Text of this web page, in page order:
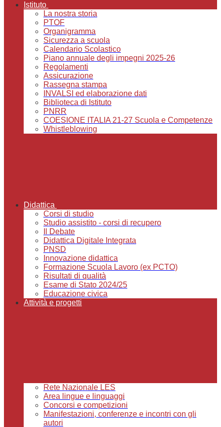
Istituto
La nostra storia
PTOF
Organigramma
Sicurezza a scuola
Calendario Scolastico
Piano annuale degli impegni 2025-26
Regolamenti
Assicurazione
Rassegna stampa
INVALSI ed elaborazione dati
Biblioteca di Istituto
PNRR
COESIONE ITALIA 21-27 Scuola e Competenze
Whistleblowing
Didattica
Corsi di studio
Studio assistito - corsi di recupero
Il Debate
Didattica Digitale Integrata
PNSD
Innovazione didattica
Formazione Scuola Lavoro (ex PCTO)
Risultati di qualità
Esame di Stato 2024/25
Educazione civica
Attività e progetti
Rete Nazionale LES
Area lingue e linguaggi
Concorsi e competizioni
Manifestazioni, conferenze e incontri con gli
autori